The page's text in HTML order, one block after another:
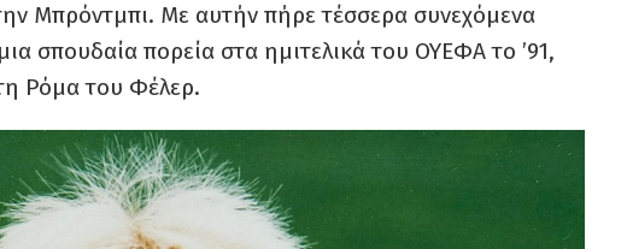
Μπρόντμπι. Με αυτήν πήρε τέσσερα συνεχόμενα
σπουδαία πορεία στα ημιτελικά του ΟΥΕΦΑ το ’91,
Ρόμα του Φέλερ.